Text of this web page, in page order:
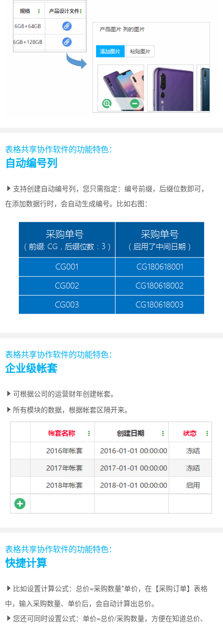
表格共享协作软件的功能特色：
自动编号列
支持创建自动编号列，您只需指定：编号前缀，后缀位数即可，
在添加数据行时，会自动生成编号。比如右图：
表格共享协作软件的功能特色：
企业级帐套
可根据公司的运营财年创建帐套。
所有模块的数据，根据帐套区隔开来。
表格共享协作软件的功能特色：
快捷计算
比如设置计算公式：总价=采购数量*单价，在【采购订单】表格
中，输入采购数量、单价后，会自动计算出总价。
您还可同时设置公式：单价=总价/采购数量，方便在知道总价、